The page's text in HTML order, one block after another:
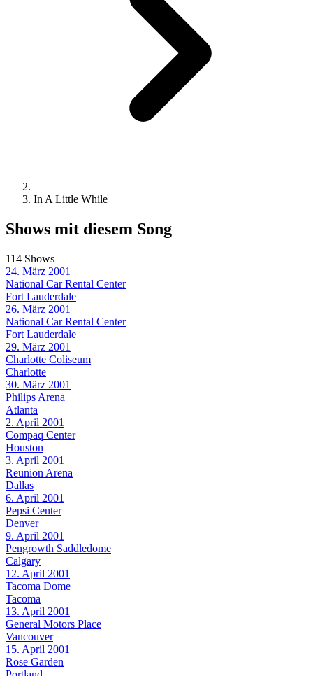
In A Little While
Shows mit diesem Song
114 Shows
24. März 2001
National Car Rental Center
Fort Lauderdale
26. März 2001
National Car Rental Center
Fort Lauderdale
29. März 2001
Charlotte Coliseum
Charlotte
30. März 2001
Philips Arena
Atlanta
2. April 2001
Compaq Center
Houston
3. April 2001
Reunion Arena
Dallas
6. April 2001
Pepsi Center
Denver
9. April 2001
Pengrowth Saddledome
Calgary
12. April 2001
Tacoma Dome
Tacoma
13. April 2001
General Motors Place
Vancouver
15. April 2001
Rose Garden